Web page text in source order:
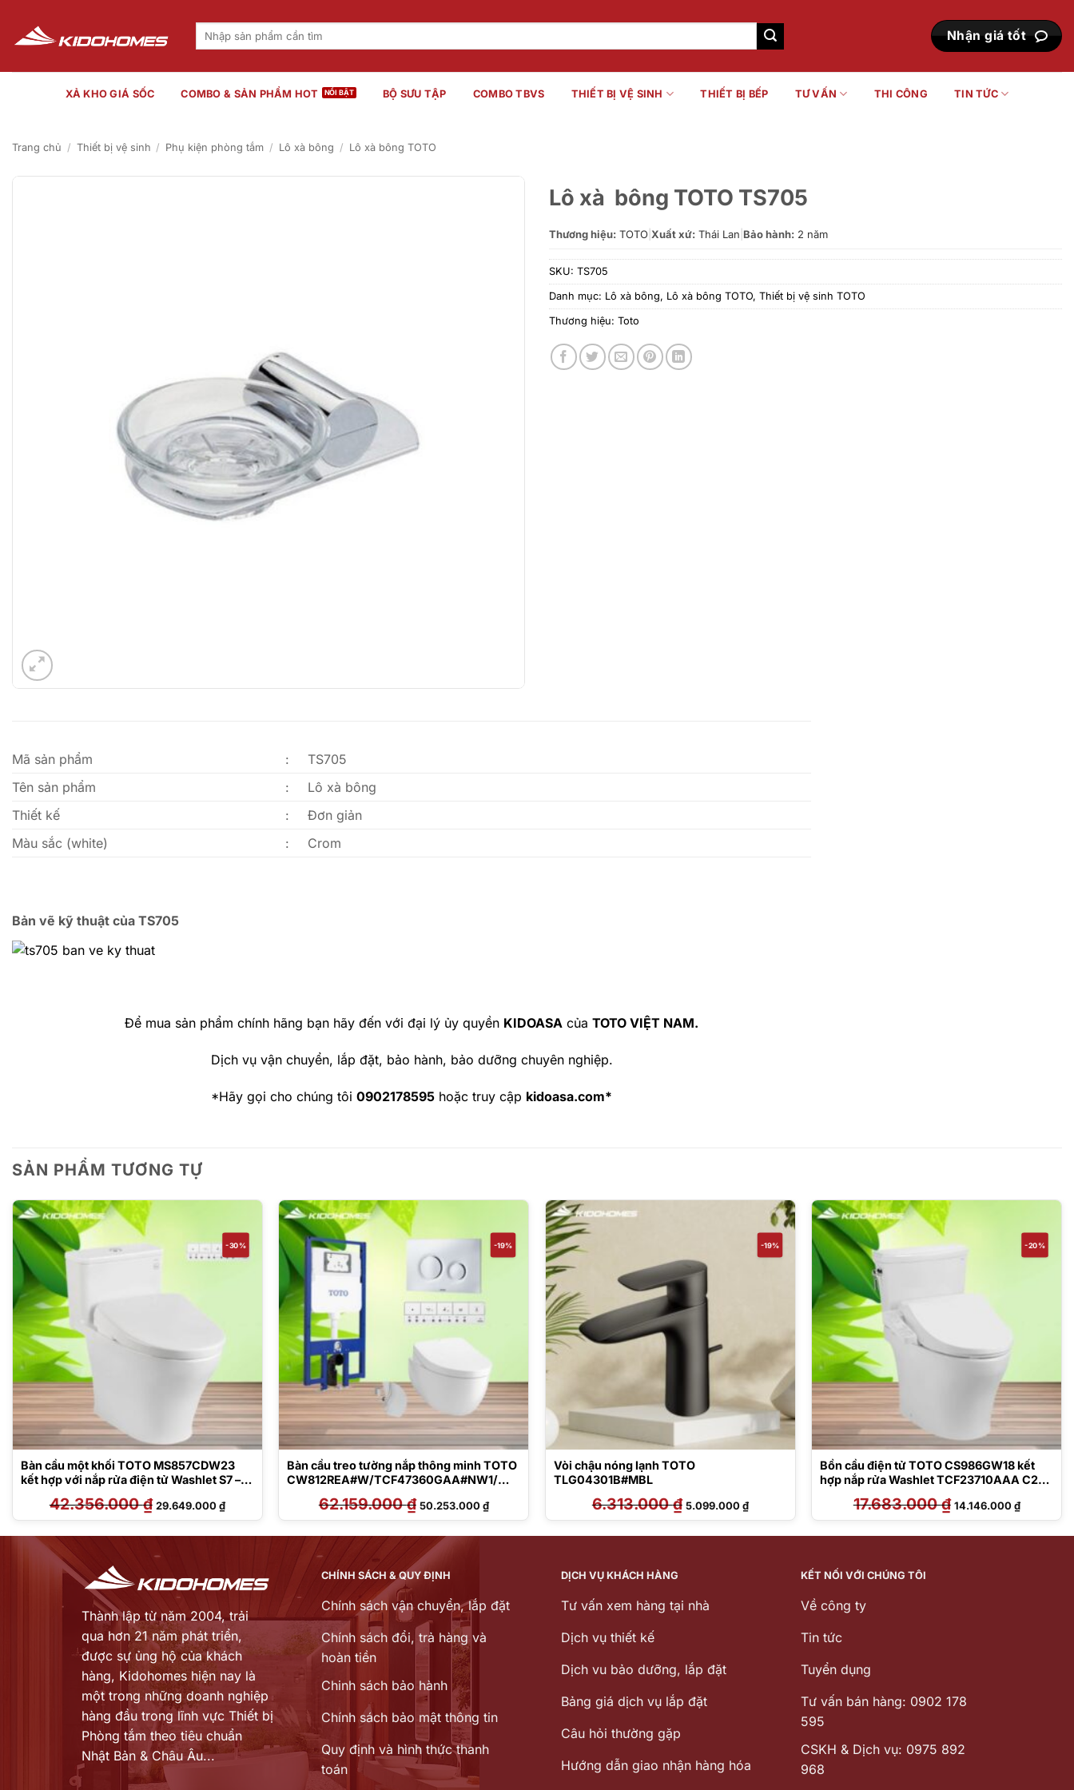
nội
dung
Tìm
Nhận giá tốt
XẢ KHO GIÁ SỐC COMBO & SẢN PHẨM HOT BỘ SƯU TẬP COMBO TBVS THIẾT BỊ VỆ SINH THIẾT BỊ BẾP TƯ VẤN THI CÔNG TIN TỨC
Trang chủ / Thiết bị vệ sinh / Phụ kiện phòng tắm / Lô xà bông / Lô xà bông TOTO
Lô xà bông TOTO TS705
Thương hiệu: TOTO Xuất xứ: Thái Lan Bảo hành: 2 năm
SKU: TS705
Danh mục: Lô xà bông, Lô xà bông TOTO, Thiết bị vệ sinh TOTO
Thương hiệu: Toto
Mã sản phẩm :
TS705
Tên sản phẩm
:
Lô xà bông
Thiết kế
:
Đơn giản
Màu sắc (white)
: Crom
Bản vẽ kỹ thuật của TS705
Để mua sản phẩm chính hãng bạn hãy đến với đại lý ủy quyền KIDOASA của TOTO VIỆT NAM.
Dịch vụ vận chuyển, lắp đặt, bảo hành, bảo dưỡng chuyên nghiệp.
*Hãy gọi cho chúng tôi 0902178595 hoặc truy cập kidoasa.com*
SẢN PHẨM TƯƠNG TỰ
-30%
Bàn cầu một khối TOTO MS857CDW23
kết hợp với nắp rửa điện tử Washlet S7 –
42.356.000₫ Giá
gốc
là:
29.649.000₫Giá
hiện
tại
29.649.000 ₫.
-19%
Bàn cầu treo tường nắp thông minh TOTO
CW812REA#W/TCF47360GAA#NW1/
62.159.000₫ Giá
gốc
là:
50.253.000₫Giá
hiện
tại
50.253.000 ₫.
-19%
Vòi chậu nóng lạnh TOTO
TLG04301B#MBL
6.313.000₫ Giá
gốc
là:
5.099.000₫Giá
hiện
tại
5.099.000 ₫.
-20%
Bồn cầu điện tử TOTO CS986GW18 kết
hợp nắp rửa Washlet TCF23710AAA C2
17.683.000₫ Giá
gốc
là:
14.146.000₫Giá
hiện
tại
₫.
Thành lập từ năm 2004, trải
qua hơn 21 năm phát triển,
được sự ủng hộ của khách
hàng, Kidohomes hiện nay là
một trong những doanh nghiệp
hàng đầu trong lĩnh vực Thiết bị
Phòng tắm theo tiêu chuẩn
Nhật Bản & Châu Âu...
CHÍNH SÁCH & QUY ĐỊNH
Chính sách vận chuyển, lắp đặt
Chính sách đổi, trả hàng và
hoàn tiền
Chinh sách bảo hành
Chính sách bảo mật thông tin
Quy định và hình thức thanh
toán
DỊCH VỤ KHÁCH HÀNG
Tư vấn xem hàng tại nhà
Dịch vụ thiết kế
Dịch vu bảo dưỡng, lắp đặt
Bảng giá dịch vụ lắp đặt
Câu hỏi thường gặp
Hướng dẫn giao nhận hàng hóa
KẾT NỐI VỚI CHÚNG TÔI
Về công ty
Tin tức
Tuyển dụng
Tư vấn bán hàng: 0902 178
595
CSKH & Dịch vụ: 0975 892
968